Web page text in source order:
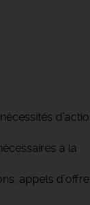
à la
appels